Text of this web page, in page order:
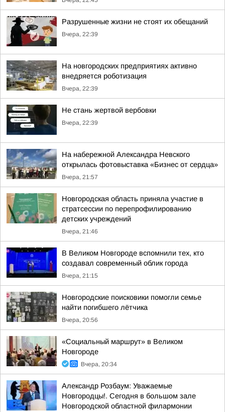
Разрушенные жизни не стоят их обещаний
Вчера, 22:39
На новгородских предприятиях активно
внедряется роботизация
Вчера, 22:39
Не стань жертвой вербовки
Вчера, 22:39
На набережной Александра Невского
открылась фотовыставка «Бизнес от сердца»
Вчера, 21:57
Новгородская область приняла участие в
стратсессии по перепрофилированию
детских учреждений
Вчера, 21:46
В Великом Новгороде вспомнили тех, кто
создавал современный облик города
Вчера, 21:15
Новгородские поисковики помогли семье
найти погибшего лётчика
Вчера, 20:56
«Социальный маршрут» в Великом
Новгороде
Вчера, 20:34
Александр Розбаум: Уважаемые
Новгородцы!. Сегодня в большом зале
Новгородской областной филармонии